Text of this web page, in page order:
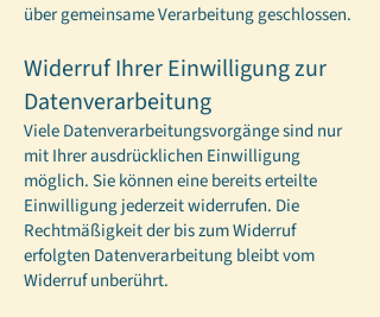
über gemeinsame Verarbeitung geschlossen.
Widerruf Ihrer Einwilligung zur
Datenverarbeitung
Viele Datenverarbeitungsvorgänge sind nur
mit Ihrer ausdrücklichen Einwilligung
möglich. Sie können eine bereits erteilte
Einwilligung jederzeit widerrufen. Die
Rechtmäßigkeit der bis zum Widerruf
erfolgten Datenverarbeitung bleibt vom
Widerruf unberührt.